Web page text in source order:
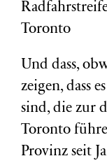
Toronto
Und dass,
zeigen, dass
sind, die zur
Toronto
Provinz seit